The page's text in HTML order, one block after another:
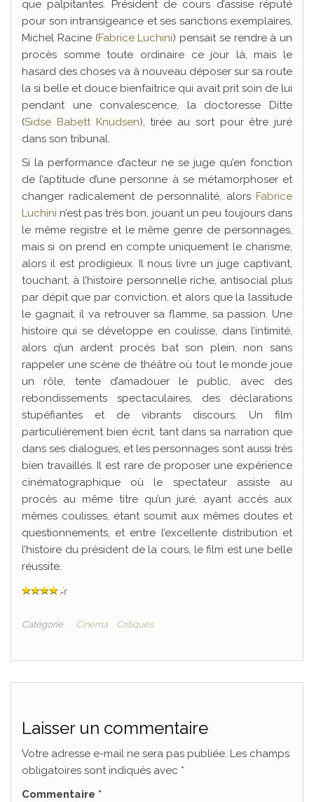
que palpitantes. Président de cours d’assise réputé
pour son intransigeance et ses sanctions exemplaires,
Michel Racine (Fabrice Luchini) pensait se rendre à un
procès somme toute ordinaire ce jour là, mais le
hasard des choses va à nouveau déposer sur sa route
la si belle et douce bienfaitrice qui avait prit soin de lui
pendant une convalescence, la doctoresse Ditte
(Sidse Babett Knudsen), tirée au sort pour être juré
dans son tribunal.
Si la performance d’acteur ne se juge qu’en fonction
de l’aptitude d’une personne à se métamorphoser et
changer radicalement de personnalité, alors Fabrice
Luchini n’est pas très bon, jouant un peu toujours dans
le même registre et le même genre de personnages,
mais si on prend en compte uniquement le charisme,
alors il est prodigieux. Il nous livre un juge captivant,
touchant, à l’histoire personnelle riche, antisocial plus
par dépit que par conviction, et alors que la lassitude
le gagnait, il va retrouver sa flamme, sa passion. Une
histoire qui se développe en coulisse, dans l’intimité,
alors q’un ardent procès bat son plein, non sans
rappeler une scène de théâtre où tout le monde joue
un rôle, tente d’amadouer le public, avec des
rebondissements spectaculaires, des déclarations
stupéfiantes et de vibrants discours. Un film
particulièrement bien écrit, tant dans sa narration que
dans ses dialogues, et les personnages sont aussi très
bien travaillés. Il est rare de proposer une expérience
cinématographique où le spectateur assiste au
procès au même titre qu’un juré, ayant accès aux
mêmes coulisses, étant soumit aux mêmes doutes et
questionnements, et entre l’excellente distribution et
l’histoire du président de la cours, le film est une belle
réussite.
Catégorie Cinéma Critiques
Laisser un commentaire
Votre adresse e-mail ne sera pas publiée. Les champs
obligatoires sont indiqués avec *
Commentaire *